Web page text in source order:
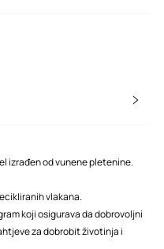
izrađen od vunene pletenine.
vlakana.
koji osigurava da dobrovoljni
za dobrobit životinja i